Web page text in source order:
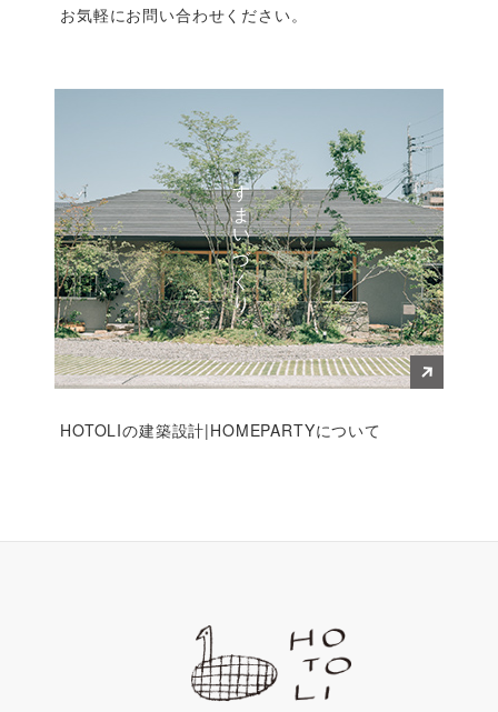
お気軽にお問い合わせください。
すまいづくり
HOTOLIの建築設計|HOMEPARTYについて